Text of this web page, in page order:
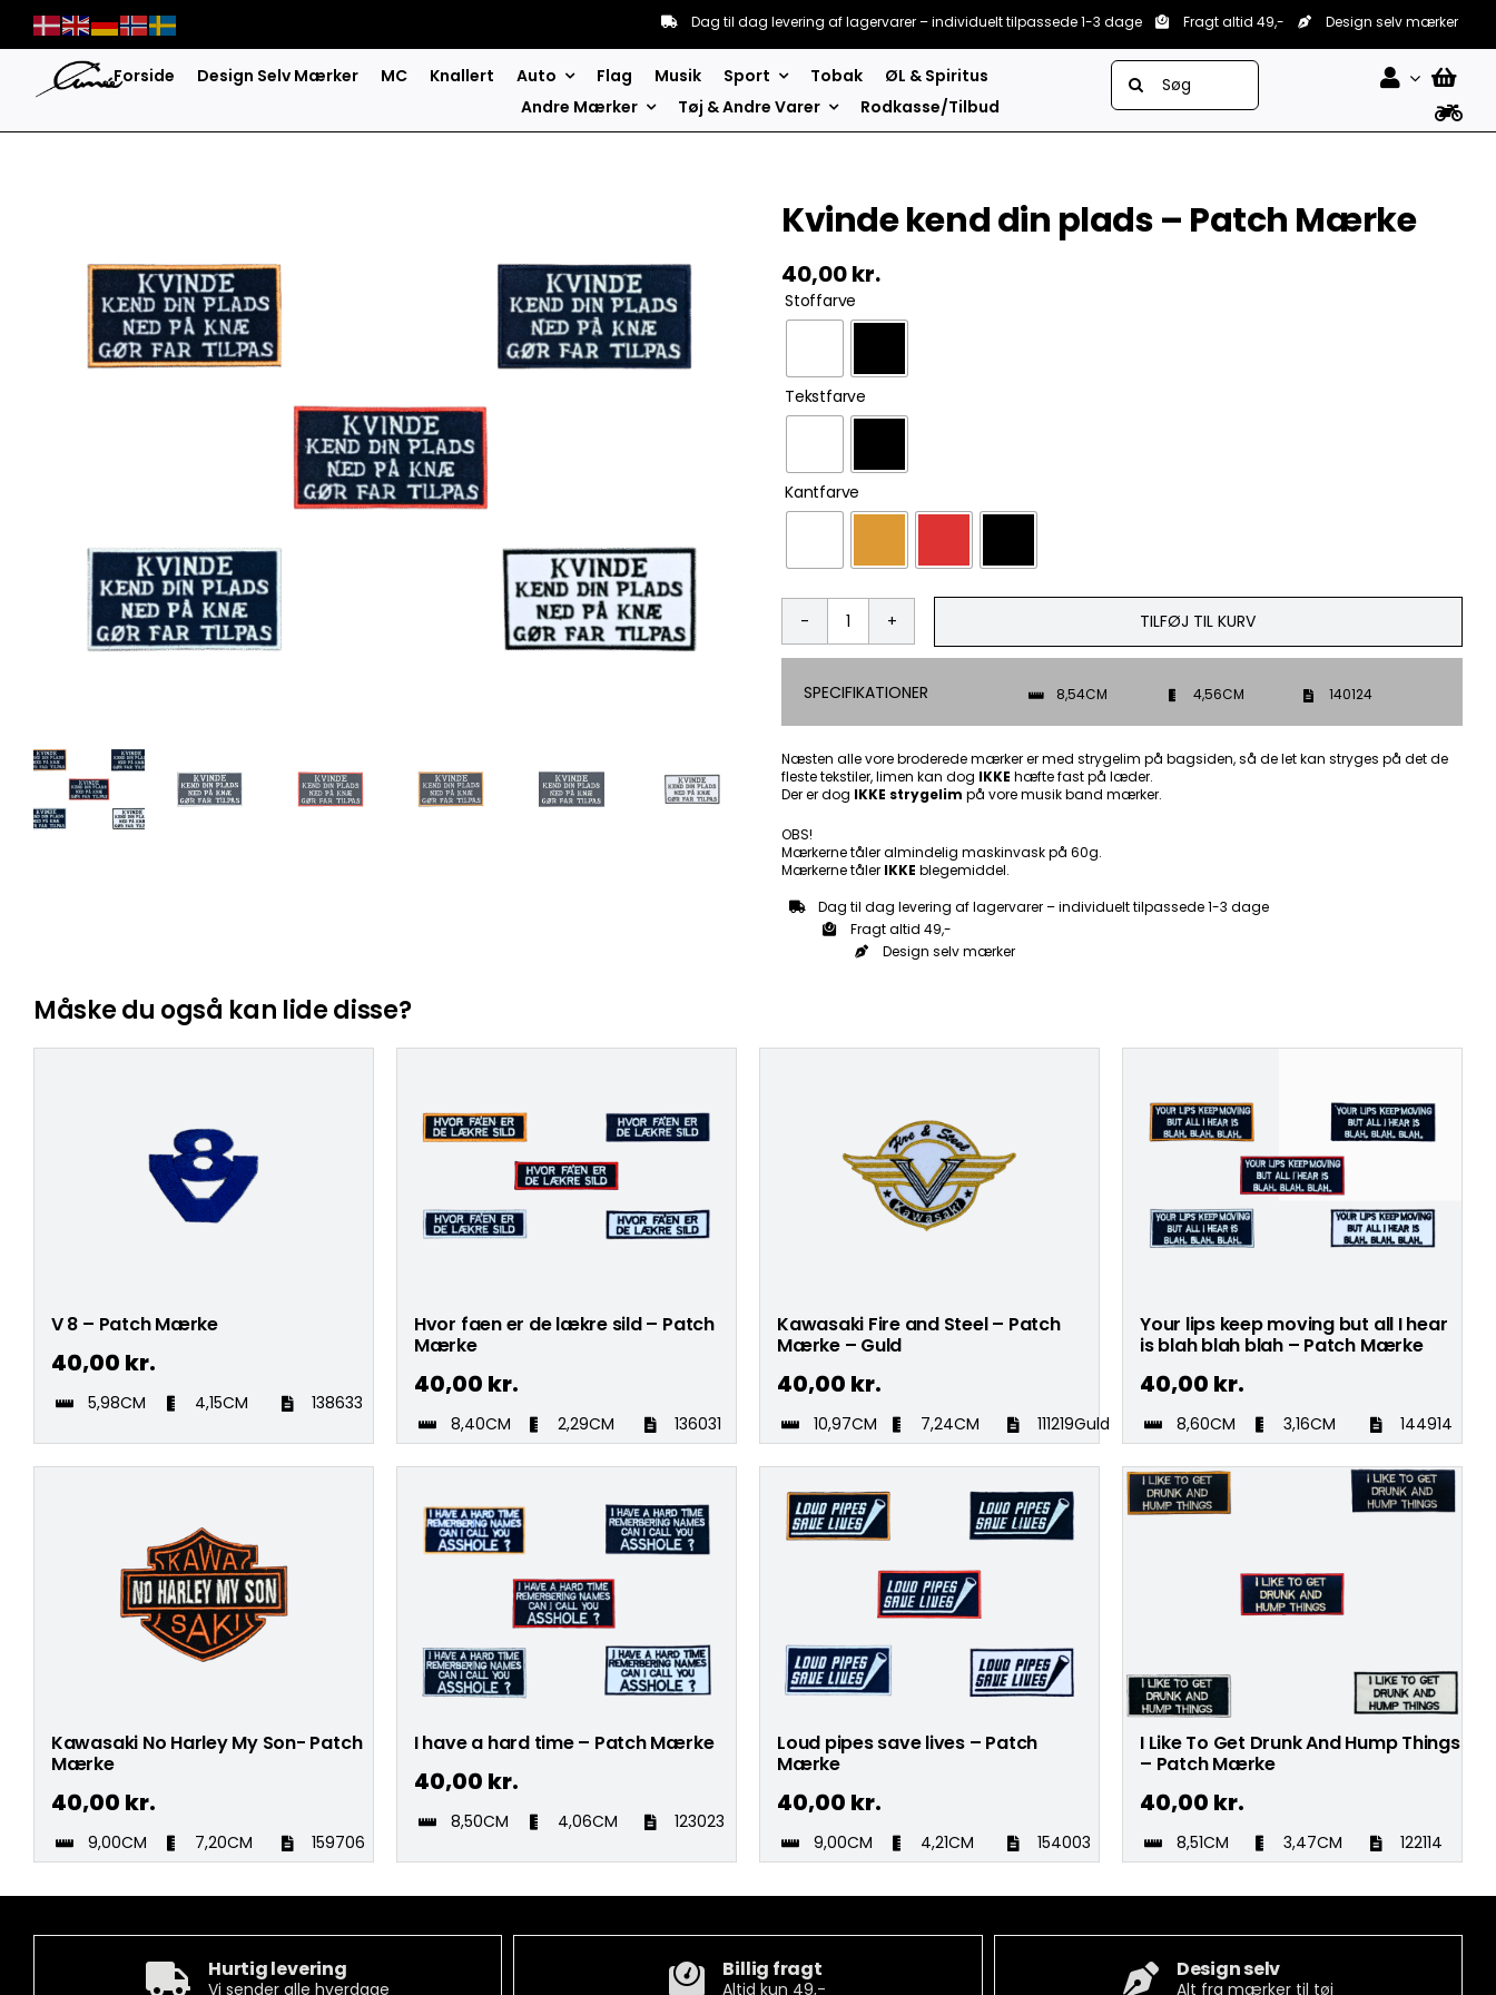
content
Dag til dag levering af lagervarer – individuelt tilpassede 1-3 dage Fragt altid 49,- Design selv mærker
Forside Design Selv Mærker MC Knallert Auto Flag Musik Sport Tobak
ØL & Spiritus
Andre Mærker
Tøj & Andre Varer Rodkasse/Tilbud
Søg
efter:
Kvinde kend din plads – Patch Mærke
40,00kr.
Stoffarve
Tekstfarve
Kantfarve
Kvinde
kend
plads
Mærke
antal
TILFØJ TIL KURV
SPECIFIKATIONER 8,54CM 4,56CM 140124
Næsten alle vore broderede mærker er med strygelim på bagsiden, så de let kan stryges på det de
fleste tekstiler, limen kan dog IKKE hæfte fast på læder.
Der er dog IKKE strygelim på vore musik band mærker.
OBS!
Mærkerne tåler almindelig maskinvask på 60g.
Mærkerne tåler IKKE blegemiddel.
Dag til dag levering af lagervarer – individuelt tilpassede 1-3 dage
Fragt altid 49,-
Design selv mærker
Måske du også kan lide disse?
V 8 – Patch Mærke
40,00 kr.
5,98CM 4,15CM 138633
Hvor faen er de lækre sild – Patch
Mærke
40,00 kr.
8,40CM 2,29CM 136031
Kawasaki Fire and Steel – Patch
Mærke – Guld
40,00 kr.
10,97CM 7,24CM 111219Guld
Your lips keep moving but all I hear
is blah blah blah – Patch Mærke
40,00 kr.
8,60CM 3,16CM 144914
Kawasaki No Harley My Son- Patch
Mærke
40,00 kr.
9,00CM 7,20CM 159706
I have a hard time – Patch Mærke
40,00 kr.
8,50CM 4,06CM 123023
Loud pipes save lives – Patch
Mærke
40,00 kr.
9,00CM 4,21CM 154003
I Like To Get Drunk And Hump Things
– Patch Mærke
40,00 kr.
8,51CM 3,47CM 122114
Hurtig levering
Vi sender alle hverdage
Billig fragt
Altid kun 49,-
Design selv
Alt fra mærker til tøj